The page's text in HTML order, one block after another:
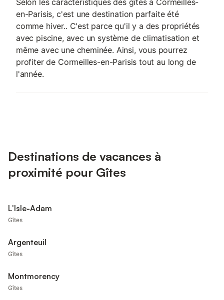
Selon les caractéristiques des gîtes à Cormeilles-
en-Parisis, c'est une destination parfaite été
comme hiver.. C'est parce qu'il y a des propriétés
avec piscine, avec un système de climatisation et
même avec une cheminée. Ainsi, vous pourrez
profiter de Cormeilles-en-Parisis tout au long de
l'année.
Destinations de vacances à
proximité pour Gîtes
L'Isle-Adam
Gîtes
Argenteuil
Gîtes
Montmorency
Gîtes